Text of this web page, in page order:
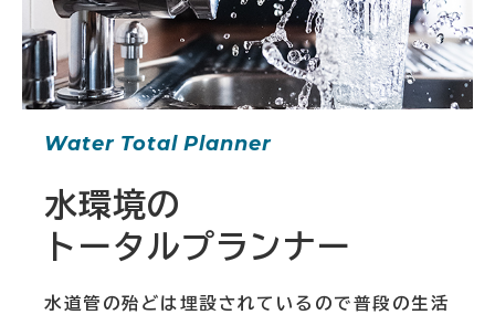
Water Total Planner
水環境の
トータルプランナー
水道管の殆どは埋設されているので普段の生活